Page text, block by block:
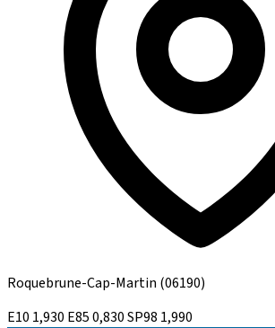
Roquebrune-Cap-Martin (06190)
E10 1,930 E850,830SP98 1,990